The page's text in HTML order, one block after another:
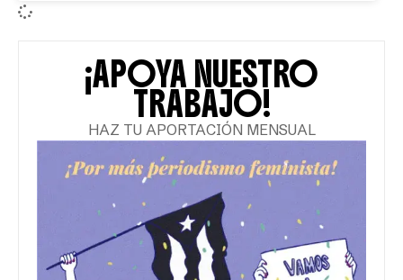
¡APOYA NUESTRO
TRABAJO!
HAZ TU APORTACIÓN MENSUAL